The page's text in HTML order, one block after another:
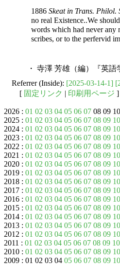
1886 Skeat in Trans. Philol.
no real Existence..We
words which had never any
scribes, or to the perfervid
・ 寺澤 芳雄（編）『英語
Referrer (Inside): [2025-03-14-1]
[ 固定リンク | 印刷用ページ ]
2026 : 01 02 03 04 05 06 07 08 09
2025 : 01 02 03 04 05 06 07 08 09 10
2024 : 01 02 03 04 05 06 07 08 09 10
2023 : 01 02 03 04 05 06 07 08 09 10
2022 : 01 02 03 04 05 06 07 08 09 10
2021 : 01 02 03 04 05 06 07 08 09 10
2020 : 01 02 03 04 05 06 07 08 09 10
2019 : 01 02 03 04 05 06 07 08 09 10
2018 : 01 02 03 04 05 06 07 08 09 10
2017 : 01 02 03 04 05 06 07 08 09 10
2016 : 01 02 03 04 05 06 07 08 09 10
2015 : 01 02 03 04 05 06 07 08 09 10
2014 : 01 02 03 04 05 06 07 08 09 10
2013 : 01 02 03 04 05 06 07 08 09 10
2012 : 01 02 03 04 05 06 07 08 09 10
2011 : 01 02 03 04 05 06 07 08 09 10
2010 : 01 02 03 04 05 06 07 08 09 10
2009 : 01 02 03 04 05 06 07 08 09 10